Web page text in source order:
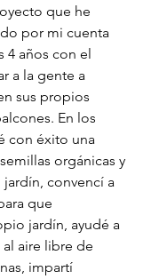
que he
por mi cuenta
años con el
a la gente a
sus propios
En los
con éxito una
orgánicas y
convencí a
que
jardín, ayudé a
aire libre de
impartí